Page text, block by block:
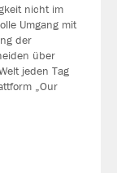
nicht im
Umgang mit
der
über
jeden Tag
„Our